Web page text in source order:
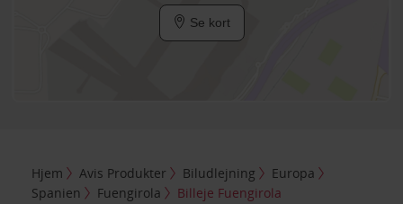
Se kort
Hjem Avis Produkter Biludlejning
Europa
Spanien
Fuengirola Billeje Fuengirola